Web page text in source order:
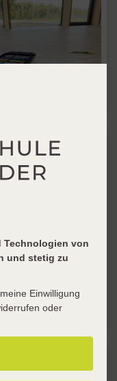
Technologien von
und stetig zu
Einwilligung
oder